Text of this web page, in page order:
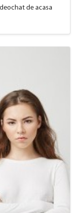
de acasa